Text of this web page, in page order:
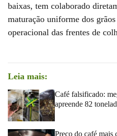
baixas, tem colaborado
maturação uniforme dos
operacional das frentes de
Leia mais:
Café falsificado:
apreende 82
Preço do café